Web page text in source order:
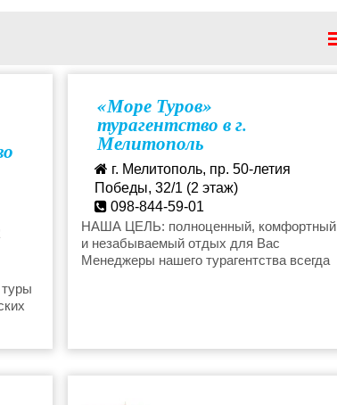
Горящие туры в Мелитополе
«Море Туров»
турагентство в г.
Мелитополь
г. Мелитополь, пр. 50-летия
Победы, 32/1 (2 этаж)
098-844-59-01
moreturov_mel@mail.ru
НАША ЦЕЛЬ: полноценный, комфортный
и незабываемый отдых для Вас
Менеджеры нашего турагентства всегда
отдых принес вам море удовольствия и